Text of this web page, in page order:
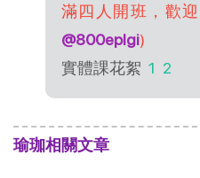
滿四人開班，歡
@800eplgi)
實體課花絮 1 2
瑜珈相關文章